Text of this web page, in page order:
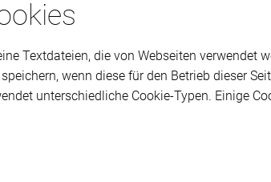
Textdateien, die von Webseiten verwendet
wenn diese für den Betrieb dieser
unterschiedliche Cookie-Typen. Einige